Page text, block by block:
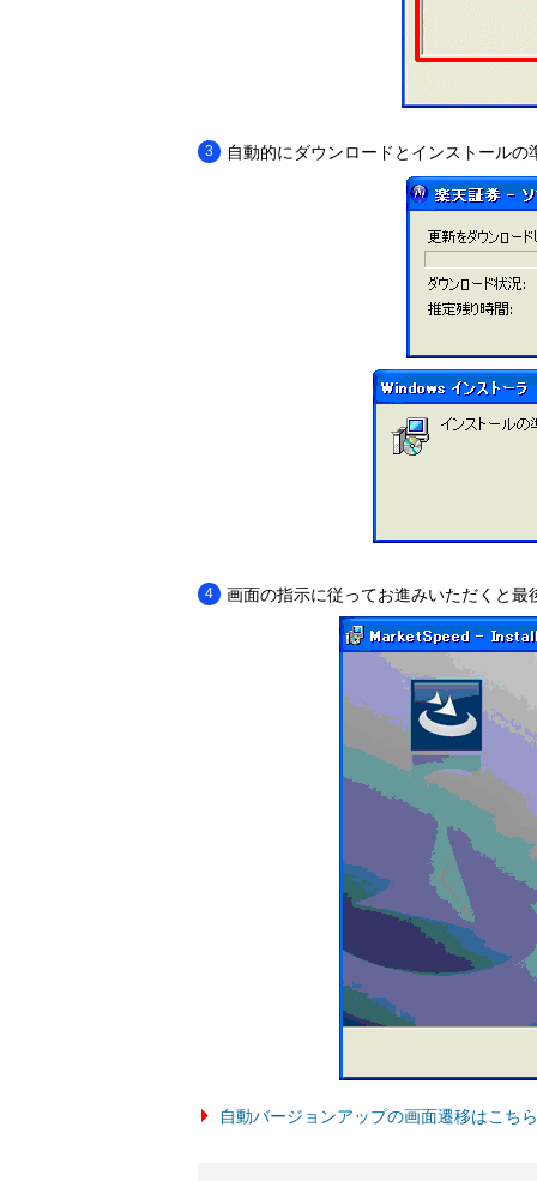
自動的にダウンロードとインストールの
画面の指示に従ってお進みいただくと
自動バージョンアップの画面遷移はこち